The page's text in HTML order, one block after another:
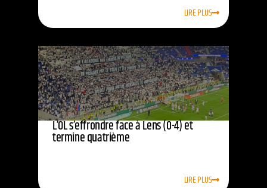
LIRE PLUS
L’OL s’effrondre face à Lens (0-4) et
termine quatrième
LIRE PLUS